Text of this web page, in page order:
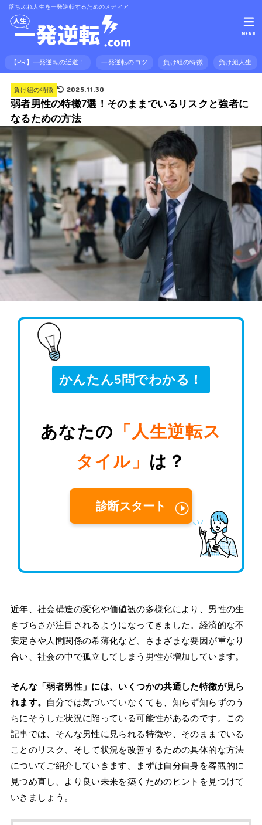
落ちぶれ人生を一発逆転するためのメディア
【PR】一発逆転の近道！ 一発逆転のコツ 負け組の特徴 負け組人生
MENU
負け組の特徴 2025.11.30
弱者男性の特徴7選！そのままでいるリスクと強者に
なるための方法
かんたん5問でわかる！
あなたの 「人生逆転ス
タイル」 は？
診断スタート
近年、社会構造の変化や価値観の多様化により、男性の生
きづらさが注目されるようになってきました。経済的な不
安定さや人間関係の希薄化など、さまざまな要因が重なり
合い、社会の中で孤立してしまう男性が増加しています。
そんな「弱者男性」には、いくつかの共通した特徴が見ら
れます。 自分では気づいていなくても、知らず知らずのう
ちにそうした状況に陥っている可能性があるのです。この
記事では、そんな男性に見られる特徴や、そのままでいる
ことのリスク、そして状況を改善するための具体的な方法
についてご紹介していきます。まずは自分自身を客観的に
見つめ直し、より良い未来を築くためのヒントを見つけて
いきましょう。